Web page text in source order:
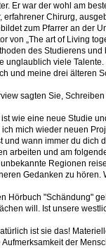
Er war der wohl am
erfahrener Chirurg,
zum Pfarrer an der
von „The art of Living
des Studierens
unglaublich viele
und meine drei älteren
sagten Sie,
wie eine neue Studie
mich wieder neuen
wann immer du dich
arbeiten und am
Regionen
Gedanken zu hören.
Hörbuch "Schändung"
will. Ist unsere
ist sie das!
der